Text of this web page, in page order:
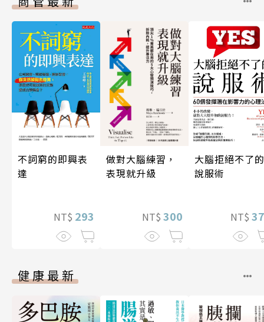
不詞窮的即興表
達
NT$ 293
做對大腦練習，
表現就升級
NT$ 300
大腦拒絕不了的
說服術
NT$
健康最新